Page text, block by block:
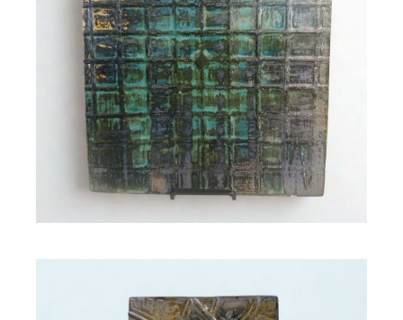
Grande décoration murale
SHEEVA
150,00€